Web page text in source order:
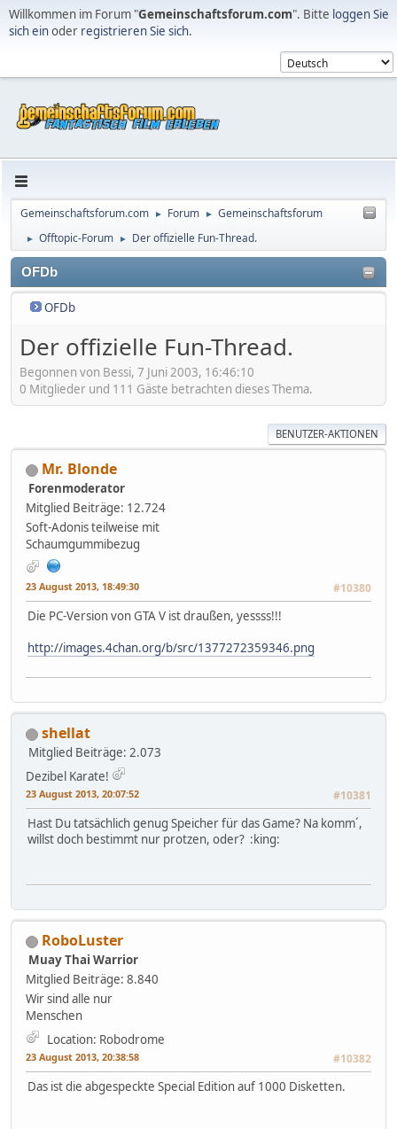
Willkommen im Forum "Gemeinschaftsforum.com". Bitte loggen Sie
sich einoder registrieren Sie sich.
Gemeinschaftsforum.com ► Forum ► Gemeinschaftsforum
► Offtopic-Forum ► Der offizielle Fun-Thread.
OFDb
OFDb
Der offizielle Fun-Thread.
Begonnen von Bessi, 7 Juni 2003, 16:46:10
0 Mitglieder und 111 Gäste betrachten dieses Thema.
BENUTZER-AKTIONEN
Mr. Blonde
Forenmoderator
Mitglied Beiträge: 12.724
Soft-Adonis teilweise mit
Schaumgummibezug
23 August 2013, 18:49:30 #10380
Die PC-Version von GTA V ist draußen, yessss!!!
http://images.4chan.org/b/src/1377272359346.png
shellat
Mitglied Beiträge: 2.073
Dezibel Karate!
23 August 2013, 20:07:52 #10381
Hast Du tatsächlich genug Speicher für das Game? Na komm´,
willst doch bestimmt nur protzen, oder? :king:
RoboLuster
Muay Thai Warrior
Mitglied Beiträge: 8.840
Wir sind alle nur
Menschen
Location: Robodrome
23 August 2013, 20:38:58 #10382
Das ist die abgespeckte Special Edition auf 1000 Disketten.